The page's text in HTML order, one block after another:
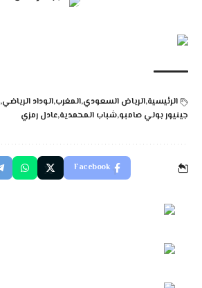
الرئيسيةالرياض السعودي المغربالوداد الرياضي
جينيور بولي صامبوشباب المحمديةعادل رمزي
Facebook